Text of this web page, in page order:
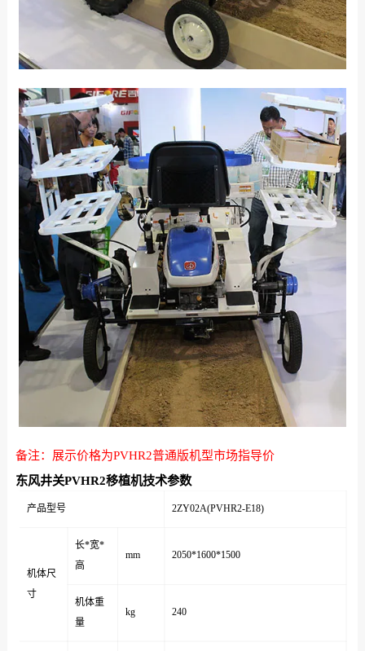
备注：展示价格为PVHR2普通版机型市场指导价
东风井关PVHR2移植机技术参数
产品型号 2ZY02A(PVHR2-E18)
机体尺
寸
长*宽*
高
mm 2050*1600*1500
机体重
量
kg 240